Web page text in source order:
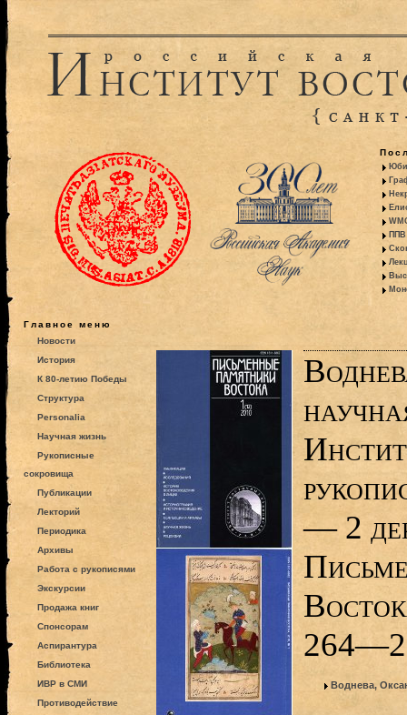
ППВ
Главное меню
Новости
История
К 80-летию Победы
Структура
Personalia
Научная жизнь
Рукописные
сокровища
Публикации
Лекторий
Периодика
Архивы
Работа с рукописями
Экскурсии
Продажа книг
Спонсорам
Аспирантура
Библиотека
ИВР в СМИ
Противодействие
— 2
Воднева,